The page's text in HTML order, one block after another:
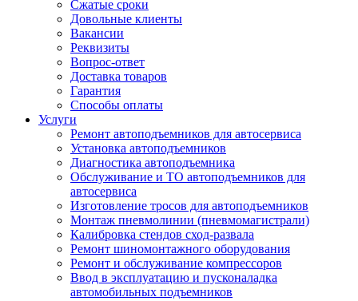
Сжатые сроки
Довольные клиенты
Вакансии
Реквизиты
Вопрос-ответ
Доставка товаров
Гарантия
Способы оплаты
Услуги
Ремонт автоподъемников для автосервиса
Установка автоподъемников
Диагностика автоподъемника
Обслуживание и ТО автоподъемников для
автосервиса
Изготовление тросов для автоподъемников
Монтаж пневмолинии (пневмомагистрали)
Калибровка стендов сход-развала
Ремонт шиномонтажного оборудования
Ремонт и обслуживание компрессоров
Ввод в эксплуатацию и пусконаладка
автомобильных подъемников